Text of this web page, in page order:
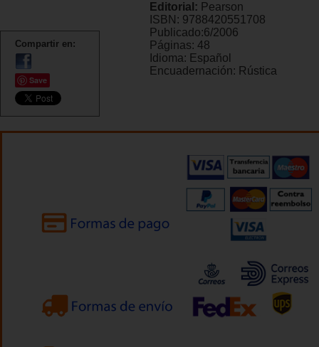
Compartir en:
Save
Editorial: Pearson
ISBN: 9788420551708
Publicado:6/2006
Páginas: 48
Idioma: Español
Encuadernación: Rústica